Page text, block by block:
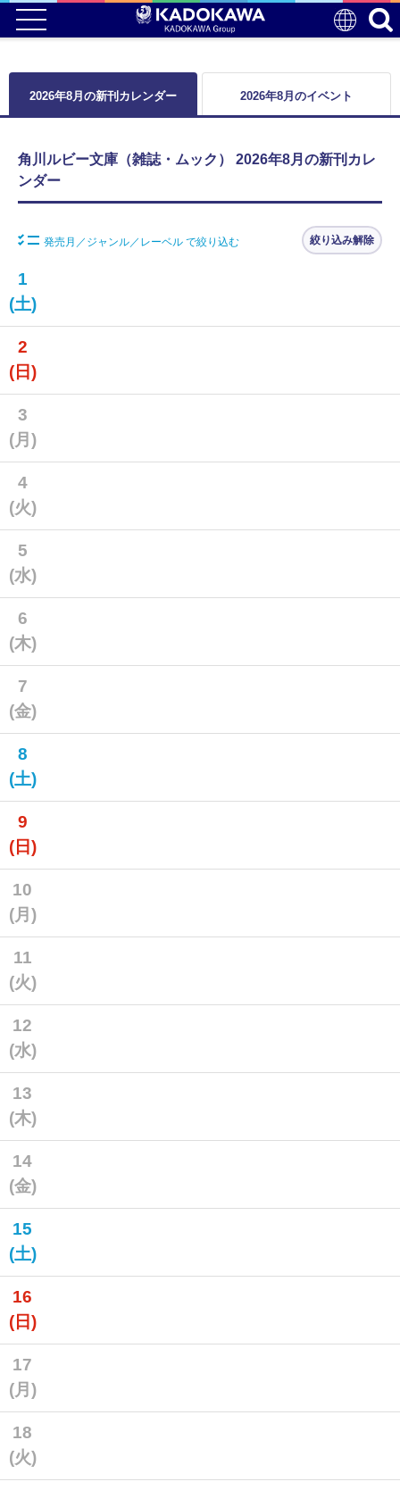
2026年8月の新刊カレンダー 2026年8月のイベント
角川ルビー文庫（雑誌・ムック） 2026年8月の新刊カレ
ンダー
発売月／ジャンル／レーベル で絞り込む 絞り込み解除
1
(土)
2
(日)
3
(月)
4
(火)
5
(水)
6
(木)
7
(金)
8
(土)
9
(日)
10
(月)
11
(火)
12
(水)
13
(木)
14
(金)
15
(土)
16
(日)
17
(月)
18
(火)